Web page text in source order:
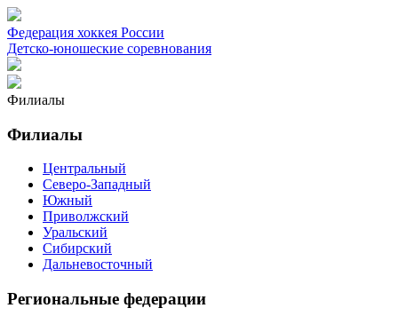
Федерация хоккея России
Детско-юношеские соревнования
Филиалы
Филиалы
Центральный
Северо-Западный
Южный
Приволжский
Уральский
Сибирский
Дальневосточный
Региональные федерации